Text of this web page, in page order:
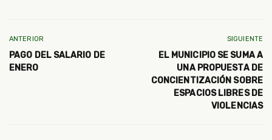
ANTERIOR
PAGO DEL SALARIO DE
ENERO
SIGUIENTE
EL MUNICIPIO SE SUMA A
UNA PROPUESTA DE
CONCIENTIZACIÓN SOBRE
ESPACIOS LIBRES DE
VIOLENCIAS